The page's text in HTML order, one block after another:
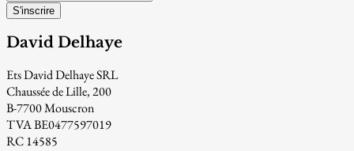
S'inscrire
David Delhaye
Ets David Delhaye SRL
Chaussée de Lille, 200
B-7700 Mouscron
TVA BE0477597019
RC 14585